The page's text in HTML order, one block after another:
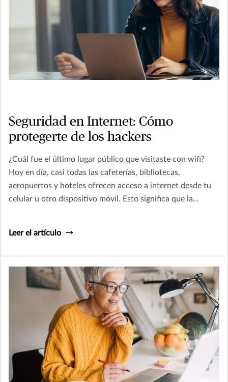
Seguridad en Internet: Cómo
protegerte de los hackers
¿Cuál fue el último lugar público que visitaste con wifi?
Hoy en día, casi todas las cafeterías, bibliotecas,
aeropuertos y hoteles ofrecen acceso a internet desde tu
celular u otro dispositivo móvil. Esto significa que la
Leer el artículo